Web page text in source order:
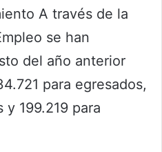
A través de la
se han
del año anterior
para egresados,
y 199.219 para